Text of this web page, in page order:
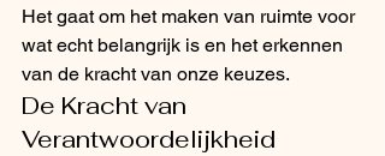
Het gaat om het maken van ruimte voor
wat echt belangrijk is en het erkennen
van de kracht van onze keuzes.
De Kracht van
Verantwoordelijkheid